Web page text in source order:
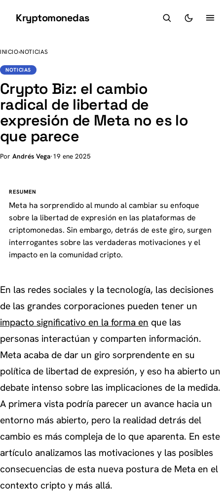
Kryptomonedas
INICIO›NOTICIAS
NOTICIAS
Crypto Biz: el cambio
radical de libertad de
expresión de Meta no es lo
que parece
Por Andrés Vega·19 ene 2025
RESUMEN
Meta ha sorprendido al mundo al cambiar su enfoque
sobre la libertad de expresión en las plataformas de
criptomonedas. Sin embargo, detrás de este giro, surgen
interrogantes sobre las verdaderas motivaciones y el
impacto en la comunidad cripto.
En las redes sociales y la tecnología, las decisiones
de las grandes corporaciones pueden tener un
impacto significativo en la forma en que las
personas interactúan y comparten información.
Meta acaba de dar un giro sorprendente en su
política de libertad de expresión, y eso ha abierto un
debate intenso sobre las implicaciones de la medida.
A primera vista podría parecer un avance hacia un
entorno más abierto, pero la realidad detrás del
cambio es más compleja de lo que aparenta. En este
artículo analizamos las motivaciones y las posibles
consecuencias de esta nueva postura de Meta en el
contexto cripto y más allá.